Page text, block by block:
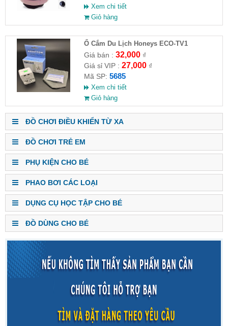
Xem chi tiết
Giỏ hàng
Ổ Cắm Du Lịch Honeys ECO-TV1
Giá bán : 32,000₫
Giá sỉ VIP : 27,000₫
Mã SP: 5685
Xem chi tiết
Giỏ hàng
ĐỒ CHƠI ĐIỀU KHIỂN TỪ XA
ĐỒ CHƠI TRẺ EM
PHỤ KIỆN CHO BÉ
PHAO BƠI CÁC LOẠI
DỤNG CỤ HỌC TẬP CHO BÉ
ĐỒ DÙNG CHO BÉ